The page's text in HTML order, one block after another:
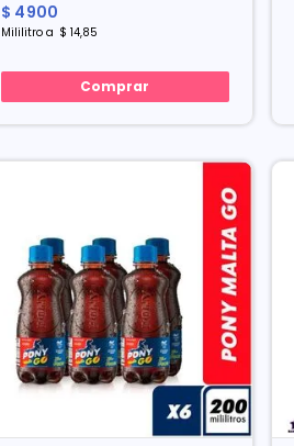
$ 4900
Mililitroa $ 14,85
Comprar